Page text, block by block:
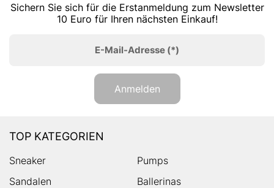
Sichern Sie sich für die Erstanmeldung zum Newsletter
10 Euro für Ihren nächsten Einkauf!
E-Mail-Adresse (*)
Anmelden
TOP KATEGORIEN
Sneaker
Pumps
Sandalen
Ballerinas